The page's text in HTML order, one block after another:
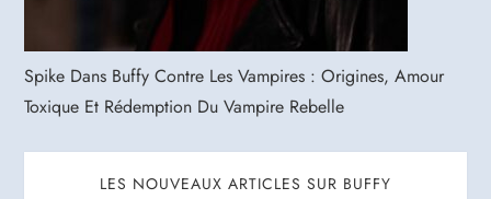
Spike Dans Buffy Contre Les Vampires : Origines, Amour
Toxique Et Rédemption Du Vampire Rebelle
LES NOUVEAUX ARTICLES SUR BUFFY